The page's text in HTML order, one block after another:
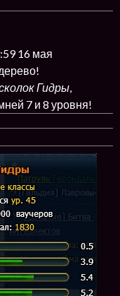
16 мая
Гидры,
7 и 8 уровня!